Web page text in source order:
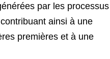
par les processus
ainsi à une
premières et à une